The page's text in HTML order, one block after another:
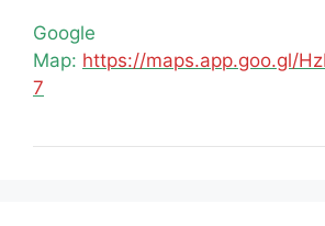
Google
Map: https://maps.app.goo.gl/
7